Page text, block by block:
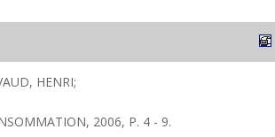
HENRI;
2006, P. 4 - 9.